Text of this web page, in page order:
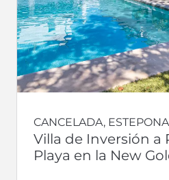
CANCELADA,
Villa de Inversión a
Playa en la New